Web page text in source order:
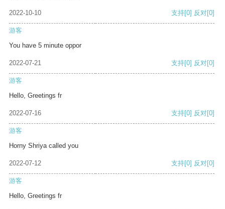
2022-10-10 支持[0] 反对[0]
游客
You have 5 minute oppor
2022-07-21 支持[0] 反对[0]
游客
Hello, Greetings fr
2022-07-16 支持[0] 反对[0]
游客
Horny Shriya called you
2022-07-12 支持[0] 反对[0]
游客
Hello, Greetings fr